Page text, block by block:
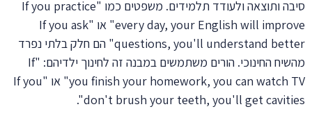
סיבה ותוצאה ולעודד תלמידים. משפטים כמו "If you practice
every day, your English will improve" או "If you ask
questions, you'll understand better" הם חלק בלתי נפרד
מהשיח החינוכי. הורים משתמשים במבנה זה לחינוך ילדיהם: "If
you finish your homework, you can watch TV" או "If you
don't brush your teeth, you'll get cavities".